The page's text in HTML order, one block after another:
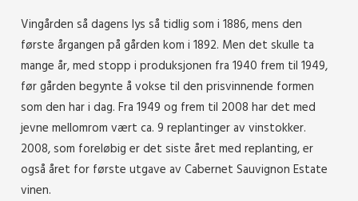
Vingården så dagens lys så tidlig som i 1886, mens den
første årgangen på gården kom i 1892. Men det skulle ta
mange år, med stopp i produksjonen fra 1940 frem til 1949,
før gården begynte å vokse til den prisvinnende formen
som den har i dag. Fra 1949 og frem til 2008 har det med
jevne mellomrom vært ca. 9 replantinger av vinstokker.
2008, som foreløbig er det siste året med replanting, er
også året for første utgave av Cabernet Sauvignon Estate
vinen.